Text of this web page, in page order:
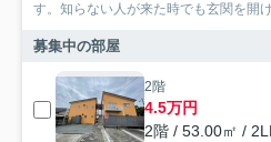
す。知らない人が来た時でも玄関を開
募集中の部屋
2階
4.5万円
2階 / 53.00㎡ /